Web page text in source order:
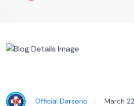
Official Darsono March